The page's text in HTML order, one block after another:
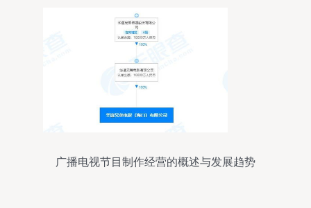
广播电视节目制作经营的概述与发展趋势